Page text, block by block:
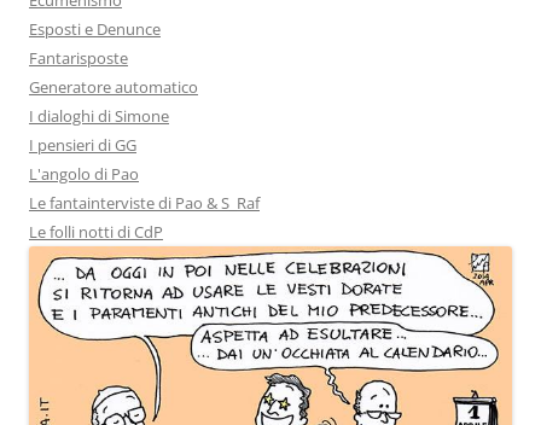
Esposti e Denunce
Fantarisposte
Generatore automatico
I dialoghi di Simone
I pensieri di GG
L'angolo di Pao
Le fantainterviste di Pao & S_Raf
Le folli notti di CdP